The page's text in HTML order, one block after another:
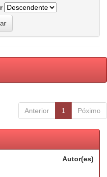
Anterior 1 Póximo
Autor(es)